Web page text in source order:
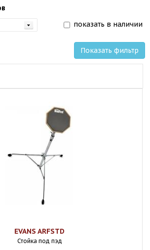
показать в наличии
Показать фильтр
EVANS ARFSTD
Стойка под пэд